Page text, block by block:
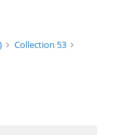
Collection 53